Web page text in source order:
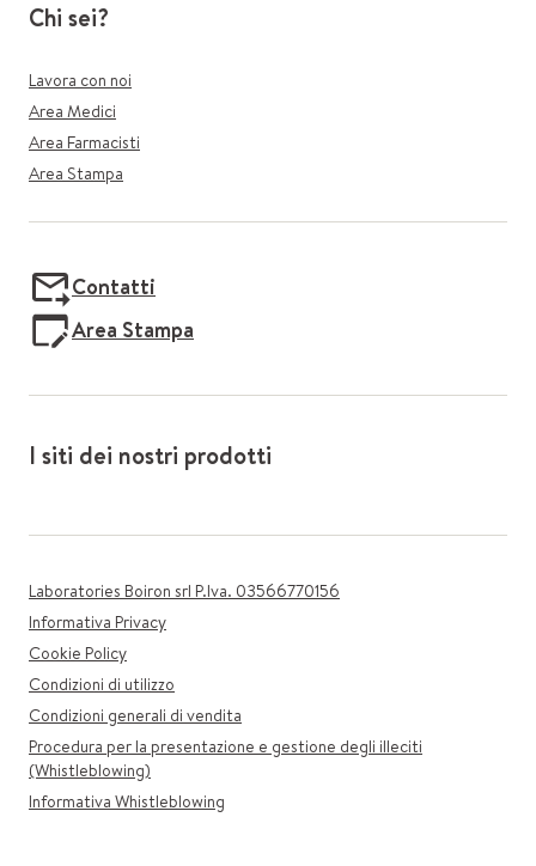
Chi sei?
Lavora con noi
Area Medici
Area Farmacisti
Area Stampa
Contatti
Area Stampa
I siti dei nostri prodotti
Laboratories Boiron srl P.Iva. 03566770156
Informativa Privacy
Cookie Policy
Condizioni di utilizzo
Condizioni generali di vendita
Procedura per la presentazione e gestione degli illeciti
(Whistleblowing)
Informativa Whistleblowing